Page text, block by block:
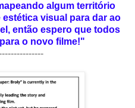
algum território
visual para dar ao
então espero que todos
o novo filme!"